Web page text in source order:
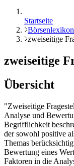
Startseite
Börsenlexikon
zweiseitige
zweiseitige
Übersicht
"Zweiseitige
Analyse und
Begrifflichkeit
der sowohl positive
Themas
Bewertung eines
Faktoren in die